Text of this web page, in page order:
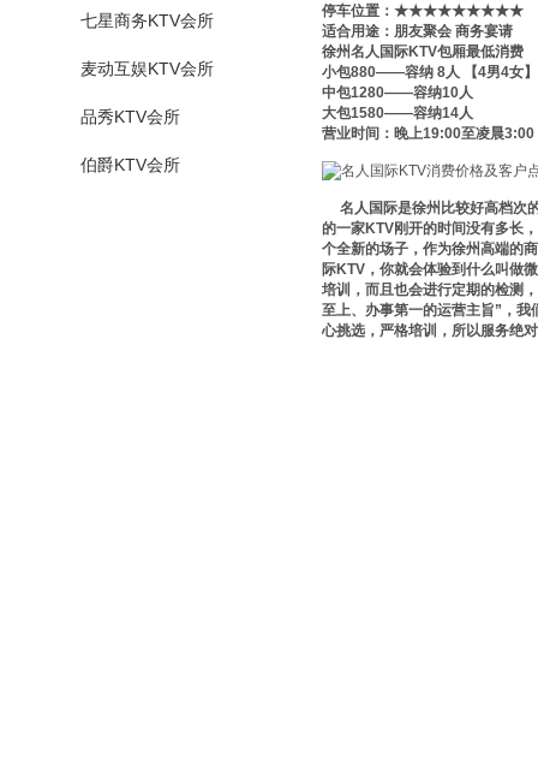
七星商务KTV会所
麦动互娱KTV会所
品秀KTV会所
伯爵KTV会所
停车位置：★★★★★★★★★
适合用途：朋友聚会 商务宴请
徐州名人国际KTV包厢最低消费
小包880——容纳 8人 【4男4
中包1280——容纳10人
大包1580——容纳14人
营业时间：晚上19:00至凌晨3:00
名人国际是徐州比较好高档次
的一家KTV刚开的时间没有多长
个全新的场子，作为徐州高端的
际KTV，你就会体验到什么叫做
培训，而且也会进行定期的检测
至上、办事第一的运营主旨”，
心挑选，严格培训，所以服务绝